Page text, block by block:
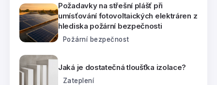
Požadavky na střešní plášť při
umísťování fotovoltaických elektráren z
hlediska požární bezpečnosti
Požární bezpečnost
Jaká je dostatečná tloušťka izolace?
Zateplení